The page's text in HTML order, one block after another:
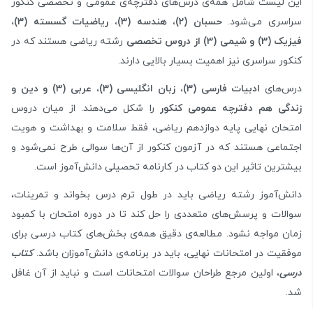
سراسری می‌شود.
حسبان (2)، هندسه (3)، ریاضیات گسسته (3)،
فیزیک (3) و شیمی (3) از دروس تخصصی
رشته ریاضی هستند که در
کنکور سراسری نیز اهمیت بسیار بالایی دارند.
درس‌های
ادبیات فارسی (3)، زبان انگلیسی (3)، عربی (3) و دین و
زندگی هم دفترچه عمومی کنکور را شکل می‌دهند. از میان دروس
امتحان نهایی پایه دوازدهم ریاضی، فقط سلامت و بهداشت و هویت
اجتماعی هستند که در آزمون کنکور از آن‌ها سوالی طرح نمی‌شود و
بیشترین تاثیر این دو کتاب در کارنامه تحصیلی دانش‌آموز است.
دانش‌آموز رشته ریاضی باید در طول ترم درس بخواند و تمرینات،
سوالات و پرسش‌های متعددی را حل کند تا در دوره امتحان با کمبود
زمان مواجه نشود. مطالعه‌ی دقیق همه‌ی بخش‌های کتاب درسی برای
موفقیت در امتحانات نهایی، باید در برنامه‌ی دانش‌آموزان باشد.کتاب
درسی، اولین مرجع طراحان سوالات امتحانات است و نباید از آن غافل
شد.